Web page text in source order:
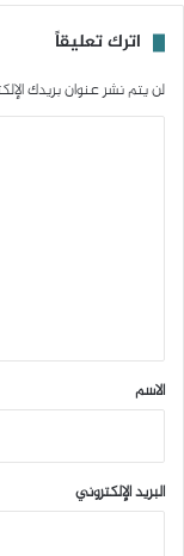
اترك تعليقاً
لن يتم نشر عنوان بريدك
*
الاسم
البريد الإلكتروني